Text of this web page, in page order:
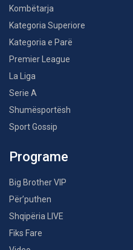
Kombëtarja
Kategoria Superiore
Kategoria e Parë
Premier League
La Liga
Serie A
Shumësportësh
Sport Gossip
Programe
Big Brother VIP
Për’puthen
Shqipëria LIVE
Fiks Fare